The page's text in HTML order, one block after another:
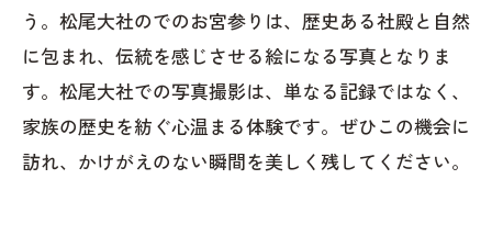
う。松尾大社のでのお宮参りは、歴史ある社殿と自然
に包まれ、伝統を感じさせる絵になる写真となりま
す。松尾大社での写真撮影は、単なる記録ではなく、
家族の歴史を紡ぐ心温まる体験です。ぜひこの機会に
訪れ、かけがえのない瞬間を美しく残してください。